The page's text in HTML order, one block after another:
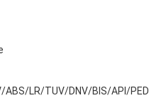
ABS/LR/TUV/DNV/BIS/API/PED